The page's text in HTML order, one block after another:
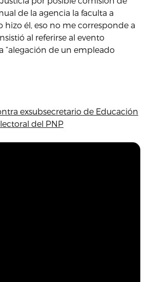
de la agencia la faculta a
hizo él, eso no me corresponde a
al referirse al evento
de un empleado
exsubsecretario de Educación
del PNP